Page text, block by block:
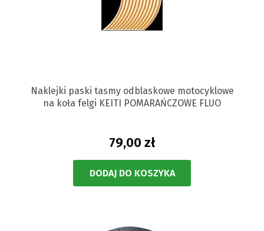
Naklejki paski tasmy odblaskowe motocyklowe
na koła felgi KEITI POMARAŃCZOWE FLUO
79,00 zł
DODAJ DO KOSZYKA